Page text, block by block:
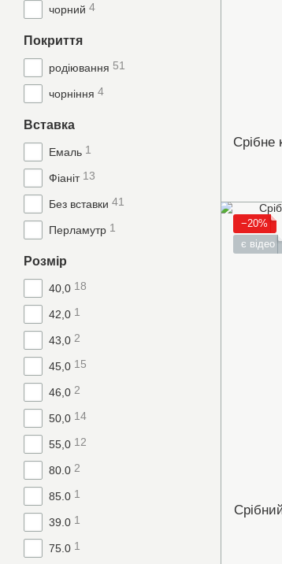
−20%
є відео
чорний 4
Покриття
родіювання 51
чорніння 4
Вставка
Емаль 1
Фіаніт 13
Без вставки 41
Перламутр 1
Розмір
40,0 18
42,0 1
43,0 2
45,0 15
46,0 2
50,0 14
55,0 12
80.0 2
85.0 1
39.0 1
75.0 1